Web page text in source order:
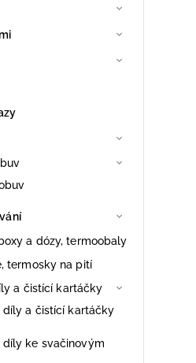
a dózy, termoobaly
termosky na pití
a čistící kartáčky
díly a čistící kartáčky
díly ke svačinovým